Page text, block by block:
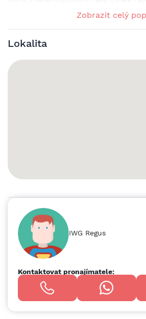
mít snadný přístup na trhy ve střední
Dojíždění po České republice je
zastávce Divadlo Loutek, vzdálené 2
zastavuje městská autobusová
zasedací místnosti vybavené
videokomunikační technikou nebo je
efektivní – zvedněte se od stolu a
odpočinkovou zónu, nebo se
dynamických konferenčních sálech a
nejlepšími kulturními a historickými
které se nacházejí v okolí. Vytvořte si
na 30 m2 soukromých kancelářských
Rosmarin, které jsou ideální pro 5
plně vybavených pracovních
postaráno o všechno od nábytku po
připojení WiFi, takže se můžete
svého podnikání. Flexibilní kancelář si
už na jeden den, ale také na delší
Zobrazit celý
Lokalita
IWG Regus
Kontaktovat pronajímatele: